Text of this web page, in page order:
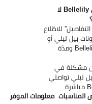
س: كود خصم بيل ليلي Bellelily لا
للاطّلاع
بيل ليلي أو
اكواد خصم بيل ليلي Bellelily ومدّة
مشكلة في
تواصلي
معلومات الموفر